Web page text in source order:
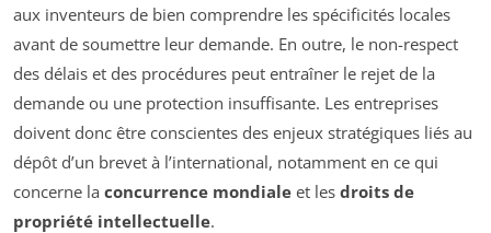
aux inventeurs de bien comprendre les spécificités locales
avant de soumettre leur demande. En outre, le non-respect
des délais et des procédures peut entraîner le rejet de la
demande ou une protection insuffisante. Les entreprises
doivent donc être conscientes des enjeux stratégiques liés au
dépôt d’un brevet à l’international, notamment en ce qui
concerne la concurrence mondiale et les droits de
propriété intellectuelle.